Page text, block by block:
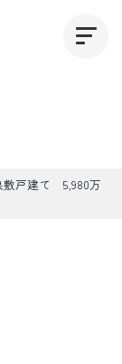
敷戸建て 5,980万